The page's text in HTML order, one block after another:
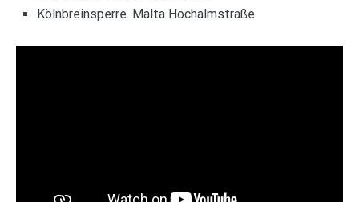
Kölnbreinsperre. Malta Hochalmstraße.